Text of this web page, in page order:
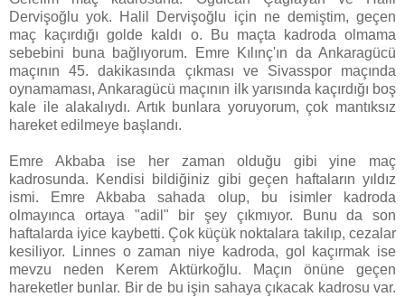
Dervişoğlu yok. Halil Dervişoğlu için ne demiştim, geçen
maç kaçırdığı golde kaldı o. Bu maçta kadroda olmama
sebebini buna bağlıyorum. Emre Kılınç'ın da Ankaragücü
maçının 45. dakikasında çıkması ve Sivasspor maçında
oynamaması, Ankaragücü maçının ilk yarısında kaçırdığı boş
kale ile alakalıydı. Artık bunlara yoruyorum, çok mantıksız
hareket edilmeye başlandı.
Emre Akbaba ise her zaman olduğu gibi yine maç
kadrosunda. Kendisi bildiğiniz gibi geçen haftaların yıldız
ismi. Emre Akbaba sahada olup, bu isimler kadroda
olmayınca ortaya "adil" bir şey çıkmıyor. Bunu da son
haftalarda iyice kaybetti. Çok küçük noktalara takılıp, cezalar
kesiliyor. Linnes o zaman niye kadroda, gol kaçırmak ise
mevzu neden Kerem Aktürkoğlu. Maçın önüne geçen
hareketler bunlar. Bir de bu işin sahaya çıkacak kadrosu var.